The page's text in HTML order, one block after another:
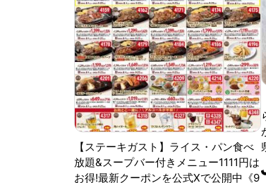
【ステーキガスト】ライス・パン食べ
放題&スープバー付きメニュー1111円は
お得!最新クーポンを公式Xで公開中《9